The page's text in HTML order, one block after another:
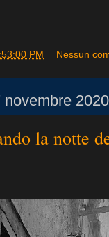
PM Nessun
novembre 2020
la notte